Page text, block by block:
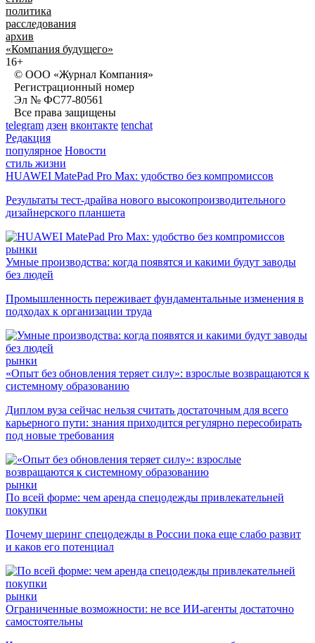
политика
расследования
архив
«Компания будущего»
16+
© ООО «Журнал Компания»
Регистрационный номер
Эл № ФС77-80561
Все права защищены
telegram дзен вконтакте tenchat
Редакция
популярное Новости
стиль жизни
HUAWEI MatePad Pro Max: удобство без компромиссов
Результаты тест-драйва нового высокопроизводительного
дизайнерского планшета
рынки
Умные производства: когда появятся и какими будут заводы
без людей
Промышленность переживает фундаментальные изменения в
подходах к организации труда
рынки
«Опыт без обновления теряет силу»: взрослые возвращаются к
системному образованию
Диплом вуза сейчас нельзя считать достаточным для всего
карьерного пути: знания приходится регулярно пересобирать
под новые требования
рынки
По всей форме: чем аренда спецодежды привлекательней
покупки
Почему шеринг спецодежды в России пока еще слабо развит
и каков его потенциал
рынки
Ограниченные возможности: не все ИИ-агенты достаточно
самостоятельны